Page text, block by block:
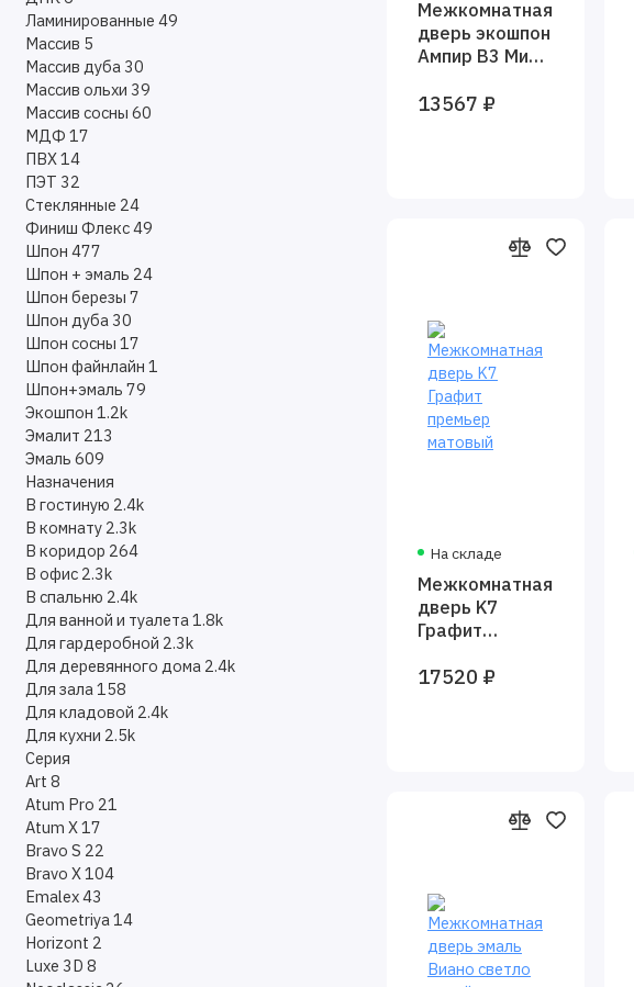
Ламинированные 49
Массив 5
Массив дуба 30
Массив ольхи 39
Массив сосны 60
МДФ 17
ПВХ14
ПЭТ 32
Стеклянные 24
Финиш Флекс49
Шпон 477
Шпон + эмаль 24
Шпон березы 7
Шпон дуба 30
Шпон сосны 17
Шпон файнлайн 1
Шпон+эмаль 79
Экошпон 1.2k
Эмалит 213
Эмаль 609
Назначения
В гостиную 2.4k
В комнату 2.3k
В коридор 264
В офис 2.3k
В спальню 2.4k
Для ванной и туалета1.8k
Для гардеробной 2.3k
Для деревянного дома 2.4k
Для зала158
Для кладовой 2.4k
Для кухни 2.5k
Серия
Art 8
Atum Pro 21
Atum X17
Bravo S 22
Bravo X104
Emalex43
Geometriya14
Horizont 2
Luxe 3D 8
Межкомнатная
дверь экошпон
Ампир В3 Милк
Baguette
13567 ₽
На складе
Межкомнатная
дверь K7
Графит
матовый
17520 ₽